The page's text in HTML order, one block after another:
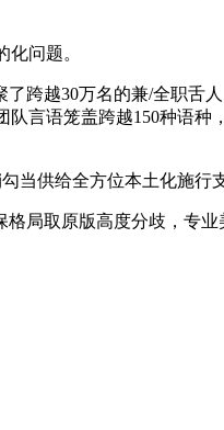
问题。
越30万名的兼/全职舌
言语笼盖跨越150种语
供给全方位本土化施行支
局取原版高度分歧，专业